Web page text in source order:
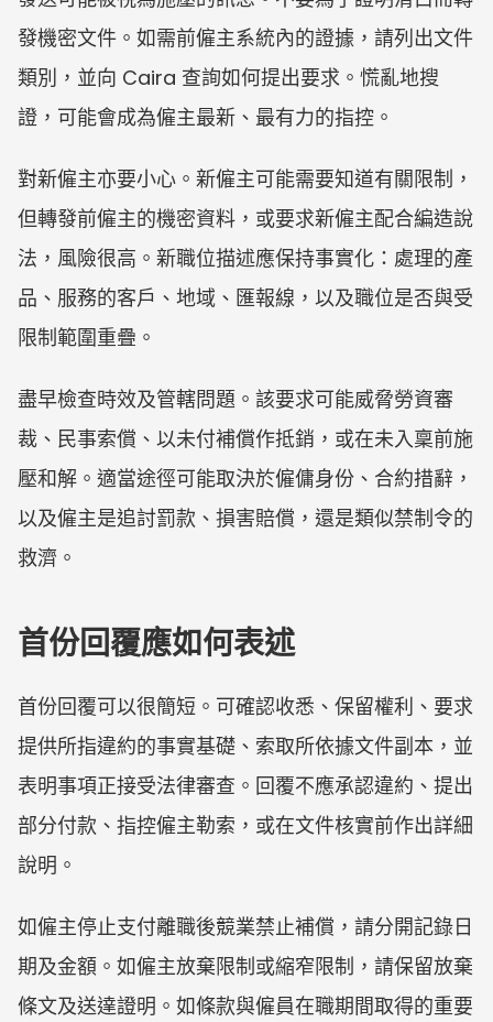
發機密文件。如需前僱主系統內的證據，請列出文件
類別，並向 Caira 查詢如何提出要求。慌亂地搜
證，可能會成為僱主最新、最有力的指控。
對新僱主亦要小心。新僱主可能需要知道有關限制，
但轉發前僱主的機密資料，或要求新僱主配合編造說
法，風險很高。新職位描述應保持事實化：處理的產
品、服務的客戶、地域、匯報線，以及職位是否與受
限制範圍重疊。
盡早檢查時效及管轄問題。該要求可能威脅勞資審
裁、民事索償、以未付補償作抵銷，或在未入稟前施
壓和解。適當途徑可能取決於僱傭身份、合約措辭，
以及僱主是追討罰款、損害賠償，還是類似禁制令的
救濟。
首份回覆應如何表述
首份回覆可以很簡短。可確認收悉、保留權利、要求
提供所指違約的事實基礎、索取所依據文件副本，並
表明事項正接受法律審查。回覆不應承認違約、提出
部分付款、指控僱主勒索，或在文件核實前作出詳細
說明。
如僱主停止支付離職後競業禁止補償，請分開記錄日
期及金額。如僱主放棄限制或縮窄限制，請保留放棄
條文及送達證明。如條款與僱員在職期間取得的重要